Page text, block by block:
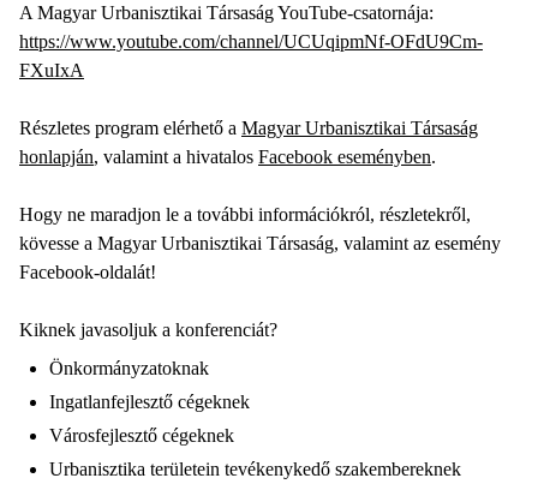
A Magyar Urbanisztikai Társaság YouTube-csatornája:
https://www.youtube.com/channel/UCUqipmNf-OFdU9Cm-
FXuIxA
Részletes program elérhető a Magyar Urbanisztikai Társaság
honlapján, valamint a hivatalos Facebook eseményben.
Hogy ne maradjon le a további információkról, részletekről,
kövesse a Magyar Urbanisztikai Társaság, valamint az esemény
Facebook-oldalát!
Kiknek javasoljuk a konferenciát?
Önkormányzatoknak
Ingatlanfejlesztő cégeknek
Városfejlesztő cégeknek
Urbanisztika területein tevékenykedő szakembereknek